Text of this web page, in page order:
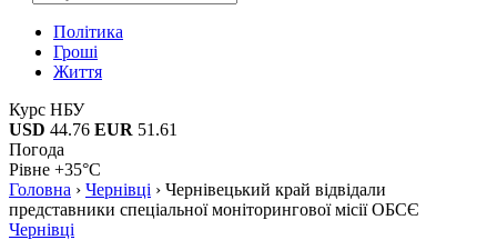
Політика
Гроші
Життя
Курс НБУ
USD 44.76 EUR 51.61
Погода
Рівне +35°C
Головна › Чернівці › Чернівецький край відвідали
представники спеціальної моніторингової місії ОБСЄ
Чернівці